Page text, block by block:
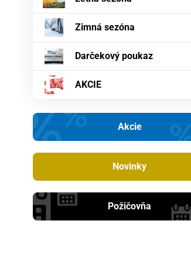
Zimná sezóna
Darčekový poukaz
AKCIE
Akcie
Novinky
Požičovňa